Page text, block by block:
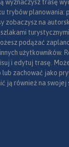
wyznaczysz trasę
trybów planowania:
zobaczysz na
turystycznymi.
podążać
użytkowników.
i edytuj trasę.
lub zachować jako
ją również na swojej